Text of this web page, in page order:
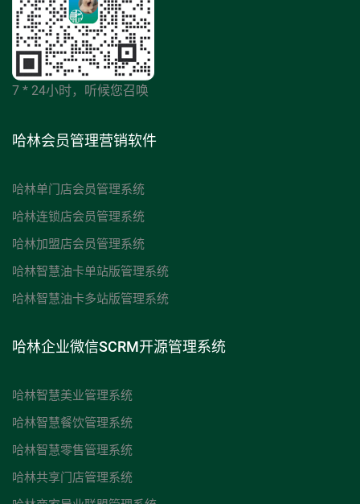
7 * 24小时，听候您召唤
哈林会员管理营销软件
哈林单门店会员管理系统
哈林连锁店会员管理系统
哈林加盟店会员管理系统
哈林智慧油卡单站版管理系统
哈林智慧油卡多站版管理系统
哈林企业微信SCRM开源管理系统
哈林智慧美业管理系统
哈林智慧餐饮管理系统
哈林智慧零售管理系统
哈林共享门店管理系统